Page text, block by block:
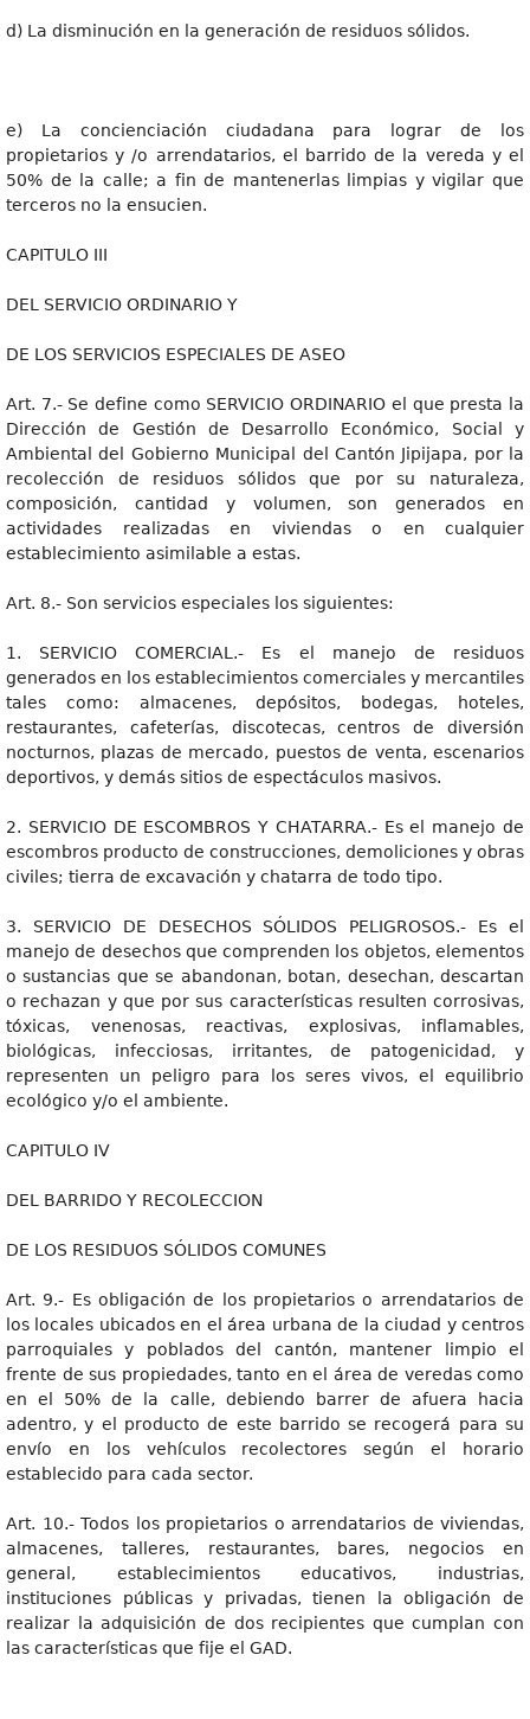
d) La disminución en la generación de residuos sólidos.
e) La concienciación ciudadana para lograr de los
propietarios y /o arrendatarios, el barrido de la vereda y el
50% de la calle; a fin de mantenerlas limpias y vigilar que
terceros no la ensucien.
CAPITULO III
DEL SERVICIO ORDINARIO Y
DE LOS SERVICIOS ESPECIALES DE ASEO
Art. 7.- Se define como SERVICIO ORDINARIO el que presta la
Dirección de Gestión de Desarrollo Económico, Social y
Ambiental del Gobierno Municipal del Cantón Jipijapa, por la
recolección de residuos sólidos que por su naturaleza,
composición, cantidad y volumen, son generados en
actividades realizadas en viviendas o en cualquier
establecimiento asimilable a estas.
Art. 8.- Son servicios especiales los siguientes:
1. SERVICIO COMERCIAL.- Es el manejo de residuos
generados en los establecimientos comerciales y mercantiles
tales como: almacenes, depósitos, bodegas, hoteles,
restaurantes, cafeterías, discotecas, centros de diversión
nocturnos, plazas de mercado, puestos de venta, escenarios
deportivos, y demás sitios de espectáculos masivos.
2. SERVICIO DE ESCOMBROS Y CHATARRA.- Es el manejo de
escombros producto de construcciones, demoliciones y obras
civiles; tierra de excavación y chatarra de todo tipo.
3. SERVICIO DE DESECHOS SÓLIDOS PELIGROSOS.- Es el
manejo de desechos que comprenden los objetos, elementos
o sustancias que se abandonan, botan, desechan, descartan
o rechazan y que por sus características resulten corrosivas,
tóxicas, venenosas, reactivas, explosivas, inflamables,
biológicas, infecciosas, irritantes, de patogenicidad, y
representen un peligro para los seres vivos, el equilibrio
ecológico y/o el ambiente.
CAPITULO IV
DEL BARRIDO Y RECOLECCION
DE LOS RESIDUOS SÓLIDOS COMUNES
Art. 9.- Es obligación de los propietarios o arrendatarios de
los locales ubicados en el área urbana de la ciudad y centros
parroquiales y poblados del cantón, mantener limpio el
frente de sus propiedades, tanto en el área de veredas como
en el 50% de la calle, debiendo barrer de afuera hacia
adentro, y el producto de este barrido se recogerá para su
envío en los vehículos recolectores según el horario
establecido para cada sector.
Art. 10.- Todos los propietarios o arrendatarios de viviendas,
almacenes, talleres, restaurantes, bares, negocios en
general, establecimientos educativos, industrias,
instituciones públicas y privadas, tienen la obligación de
realizar la adquisición de dos recipientes que cumplan con
las características que fije el GAD.